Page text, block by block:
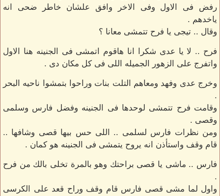
رفض فى الاول وفى الاخر وافق علشان خاطر ضحى انه
ياخدهم .
وقال .. تيجى يا فرح تتمشى معانا ؟
فرح .. لا يا عدى شكرا انا هاقوم اتمشى فى الجنينه هنا الاول
واتفرج على الزهور الجميله اللى فى كل مكان دى .
وخرج عدى وفهد ومعاهم التلت بنات وراحوا بتمشوا ناحيه البحر
.
وقامت فرح تتمشى لوحدها فى الجنينه وفضل فارس وسلمى
وقصى .
ومن نظرات فارس لسلمى .. اللى حس بيها قصى وشافها ..
قام وقف واستأذن انه يروح يتمشى فى الجنينه هو كمان .
فارس .. ماشى يا قصى براحتك وهو بالمرة تخلى بالك من فرح
.
واول لما مشى قصى فارس قام وقف وراح قعد على الكرسى